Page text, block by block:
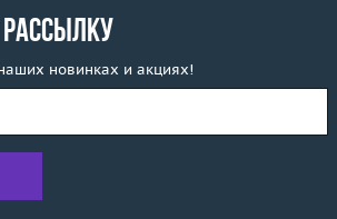
новинках и акциях!